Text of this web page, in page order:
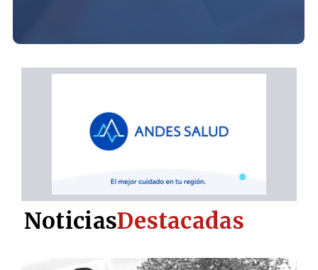
NoticiasDestacadas